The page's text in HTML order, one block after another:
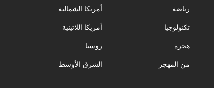
رياضة
تكنولوجيا
هجرة
من المهجر
أمريكا الشمالية
أمريكا اللاتينية
روسيا
الشرق الأوسط